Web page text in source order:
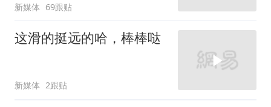
新媒体 69跟贴
这滑的挺远的哈，棒棒哒
新媒体 2跟贴